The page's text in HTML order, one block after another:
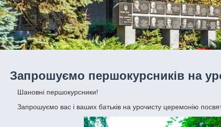
Запрошуємо першокурсників на
Шановні першокурсники!
Запрошуємо вас і ваших батьків на урочисту церемонію